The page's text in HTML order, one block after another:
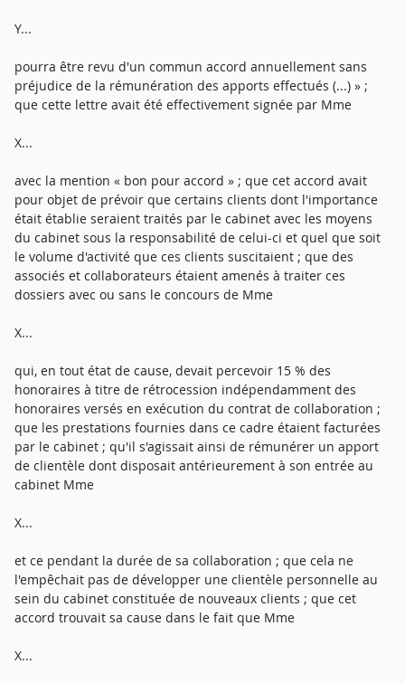
Y...
pourra être revu d'un commun accord annuellement sans
préjudice de la rémunération des apports effectués (...) » ;
que cette lettre avait été effectivement signée par Mme
X...
avec la mention « bon pour accord » ; que cet accord avait
pour objet de prévoir que certains clients dont l'importance
était établie seraient traités par le cabinet avec les moyens
du cabinet sous la responsabilité de celui-ci et quel que soit
le volume d'activité que ces clients suscitaient ; que des
associés et collaborateurs étaient amenés à traiter ces
dossiers avec ou sans le concours de Mme
X...
qui, en tout état de cause, devait percevoir 15 % des
honoraires à titre de rétrocession indépendamment des
honoraires versés en exécution du contrat de collaboration ;
que les prestations fournies dans ce cadre étaient facturées
par le cabinet ; qu'il s'agissait ainsi de rémunérer un apport
de clientèle dont disposait antérieurement à son entrée au
cabinet Mme
X...
et ce pendant la durée de sa collaboration ; que cela ne
l'empêchait pas de développer une clientèle personnelle au
sein du cabinet constituée de nouveaux clients ; que cet
accord trouvait sa cause dans le fait que Mme
X...